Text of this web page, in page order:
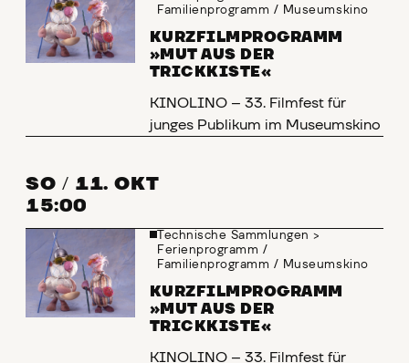
Familienprogramm / Museumskino
KURZFILMPROGRAMM
»MUT AUS DER
TRICKKISTE«
KINOLINO – 33. Filmfest für
junges Publikum im Museumskino
SO / 11. OKT
15:00
Technische Sammlungen>
Ferienprogramm /
Familienprogramm / Museumskino
KURZFILMPROGRAMM
»MUT AUS DER
TRICKKISTE«
KINOLINO – 33. Filmfest für